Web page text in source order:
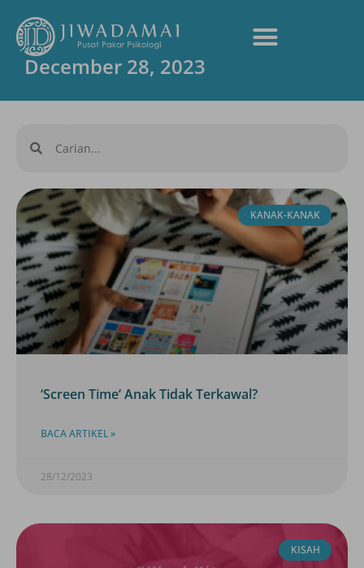
December 28, 2023
KANAK-KANAK
‘Screen Time’ Anak Tidak Terkawal?
BACA ARTIKEL »
28/12/2023
KISAH